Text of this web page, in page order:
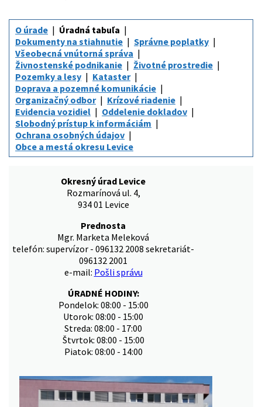
O úrade
Úradná tabuľa
Dokumenty na stiahnutie
Správne poplatky
Všeobecná vnútorná správa
Živnostenské podnikanie
Životné prostredie
Pozemky a lesy
Kataster
Doprava a pozemné komunikácie
Organizačný odbor
Krízové riadenie
Evidencia vozidiel
Oddelenie dokladov
Slobodný prístup k informáciám
Ochrana osobných údajov
Obce a mestá okresu Levice
Okresný úrad Levice
Rozmarínová ul. 4,
934 01 Levice
Prednosta
Mgr. Marketa Meleková
telefón: supervízor - 096132 2008 sekretariát-
096132 2001
e-mail: Pošli správu
ÚRADNÉ HODINY:
Pondelok: 08:00 - 15:00
Utorok: 08:00 - 15:00
Streda: 08:00 - 17:00
Štvrtok: 08:00 - 15:00
Piatok: 08:00 - 14:00